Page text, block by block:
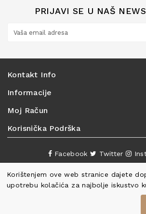
Korištenjem ove web stranice dajete
upotrebu kolačića za najbolje iskustvo
PRIJAVI SE U NAŠ
Kontakt Info
Informacije
Moj Račun
Korisnička Podrška
Facebook Twitter